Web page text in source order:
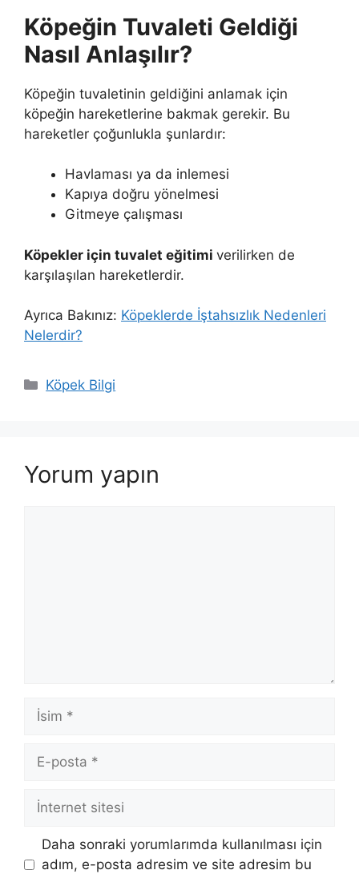
Köpeğin Tuvaleti Geldiği
Nasıl Anlaşılır?
Köpeğin tuvaletinin geldiğini anlamak için
köpeğin hareketlerine bakmak gerekir. Bu
hareketler çoğunlukla şunlardır:
Havlaması ya da inlemesi
Kapıya doğru yönelmesi
Gitmeye çalışması
Köpekler için tuvalet eğitimi verilirken de
karşılaşılan hareketlerdir.
Ayrıca Bakınız: Köpeklerde İştahsızlık Nedenleri
Nelerdir?
Kategoriler
Köpek Bilgi
Yorum yapın
İsim
posta
İnternet
Daha sonraki yorumlarımda kullanılması için
adım, e-posta adresim ve site adresim bu